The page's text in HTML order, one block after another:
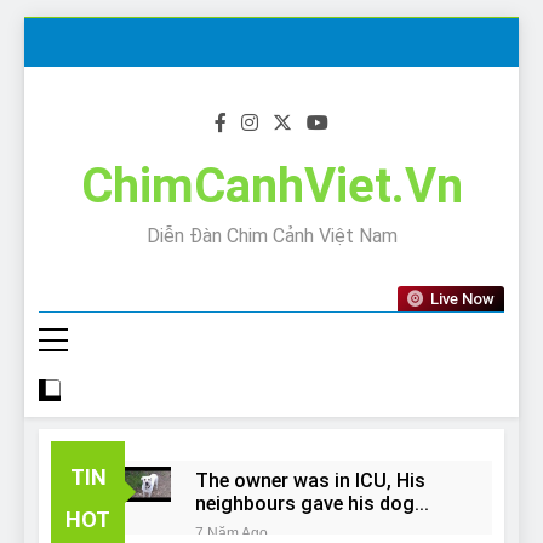
ChimCanhViet.Vn
Diễn Đàn Chim Cảnh Việt Nam
Live Now
TIN
HOT
The owner was in ICU, His
neighbours gave his dog
away!
7 Năm Ago